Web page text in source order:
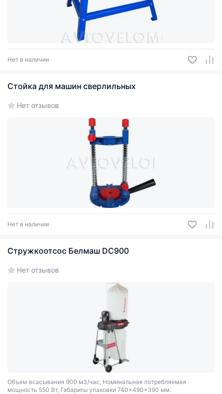
Нет в наличии
Стойка для машин сверлильных
Нет отзывов
Нет в наличии
Стружкоотсос Белмаш DC900
Нет отзывов
Объем всасывания 900 м3/час, Номинальная потребляемая
мощность 550 Вт, Габариты упаковки 740×490×390 мм.